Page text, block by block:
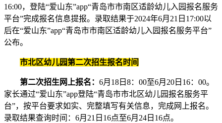
16:00，登陆“爱山东”app“青岛市市南区适龄幼儿入园报名服务
平台”完成报名信息提报。录取结果于2024年6月21日17:00以
后在“爱山东”app“青岛市市南区适龄幼儿入园报名服务平台”
公布。
市北区幼儿园第二次招生报名时间
第二次招生网上报名： 6月18日8：00至6月20日16：00。
家长通过“爱山东”app登陆“青岛市市北区幼儿园报名服务平
台”，按平台要求如实、完整填写有关信息，完成网上报名。
录取结果查询时间：6月21日16点至6月24日16点。